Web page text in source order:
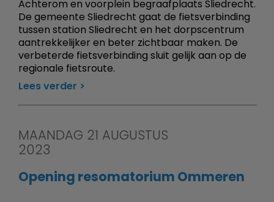
Achterom en voorplein begraafplaats Sliedrecht.
De gemeente Sliedrecht gaat de fietsverbinding
tussen station Sliedrecht en het dorpscentrum
aantrekkelijker en beter zichtbaar maken. De
verbeterde fietsverbinding sluit gelijk aan op de
regionale fietsroute.
Lees verder
MAANDAG 21 AUGUSTUS
2023
Opening resomatorium Ommeren